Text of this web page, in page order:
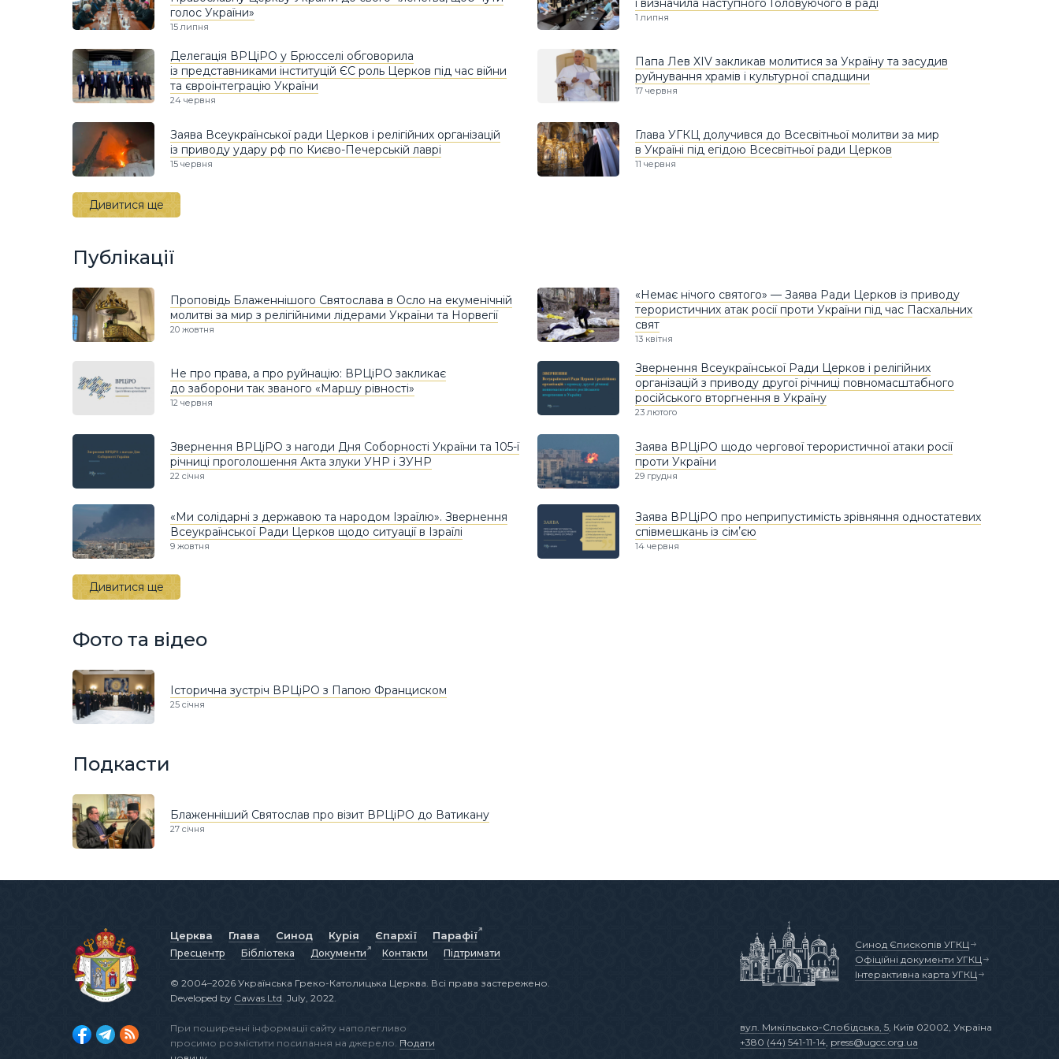
голос України»
15 липня
і визначила наступного Головуючого в раді
1 липня
Делегація ВРЦіРО у Брюсселі обговорила
із представниками інституцій ЄС роль Церков під час війни
та євроінтеграцію України
24 червня
Папа Лев XIV закликав молитися за Україну та засудив
руйнування храмів і культурної спадщини
17 червня
Заява Всеукраїнської ради Церков і релігійних організацій
із приводу удару рф по Києво-Печерській лаврі
15 червня
Глава УГКЦ долучився до Всесвітньої молитви за мир
в Україні під егідою Всесвітньої ради Церков
11 червня
Дивитися ще
Публікації
Проповідь Блаженнішого Святослава в Осло на екуменічній
молитві за мир з релігійними лідерами України та Норвегії
20 жовтня
«Немає нічого святого» — Заява Ради Церков із приводу
терористичних атак росії проти України під час Пасхальних
свят
13 квітня
Не про права, а про руйнацію: ВРЦіРО закликає
до заборони так званого «Маршу рівності»
12 червня
Звернення Всеукраїнської Ради Церков і релігійних
організацій з приводу другої річниці повномасштабного
російського вторгнення в Україну
23 лютого
Звернення ВРЦіРО з нагоди Дня Соборності України та 105-ї
річниці проголошення Акта злуки УНР і ЗУНР
22 січня
Заява ВРЦіРО щодо чергової терористичної атаки росії
проти України
29 грудня
«Ми солідарні з державою та народом Ізраїлю». Звернення
Всеукраїнської Ради Церков щодо ситуації в Ізраїлі
9 жовтня
Заява ВРЦіРО про неприпустимість зрівняння одностатевих
співмешкань із сімʼєю
14 червня
Дивитися ще
Фото та відео
Історична зустріч ВРЦіРО з Папою Франциском
25 січня
Подкасти
Блаженніший Святослав про візит ВРЦіРО до Ватикану
27 січня
Церква Глава Синод Курія Єпархії Парафії
Пресцентр Бібліотека Документи Контакти Підтримати
вул. Микільсько-Слобідська, 5 , Київ 02002, Україна
+380 (44) 541-11-14 press@ugcc.org.ua
Синод Єпископів УГКЦ
Офіційні документи УГКЦ
Інтерактивна карта УГКЦ
© 2004–2026 Українська Греко-Католицька Церква. Всі права застережено.
Developed by Cawas Ltd . July, 2022.
При поширенні інформації сайту наполегливо
просимо розмістити посилання на джерело. Подати